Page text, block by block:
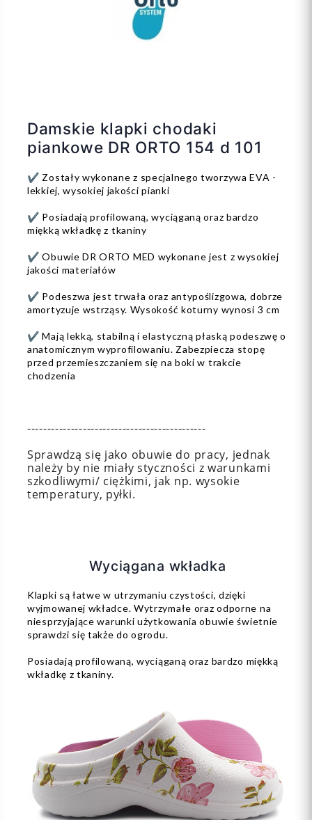
Damskie klapki chodaki
piankowe DR ORTO 154 d 101
✔️ Zostały wykonane z specjalnego tworzywa EVA -
lekkiej, wysokiej jakości pianki
✔️ Posiadają profilowaną, wyciąganą oraz bardzo
miękką wkładkę z tkaniny
✔️ Obuwie DR ORTO MED wykonane jest z wysokiej
jakości materiałów
✔️ Podeszwa jest trwała oraz antypoślizgowa, dobrze
amortyzuje wstrząsy. Wysokość koturny wynosi 3 cm
✔️ Mają lekką, stabilną i elastyczną płaską podeszwę o
anatomicznym wyprofilowaniu. Zabezpiecza stopę
przed przemieszczaniem się na boki w trakcie
chodzenia
---------------------------------------------
Sprawdzą się jako obuwie do pracy, jednak
należy by nie miały styczności z warunkami
szkodliwymi/ ciężkimi, jak np. wysokie
temperatury, pyłki.
Wyciągana wkładka
Klapki są łatwe w utrzymaniu czystości, dzięki
wyjmowanej wkładce. Wytrzymałe oraz odporne na
niesprzyjające warunki użytkowania obuwie świetnie
sprawdzi się także do ogrodu.
Posiadają profilowaną, wyciąganą oraz bardzo miękką
wkładkę z tkaniny.